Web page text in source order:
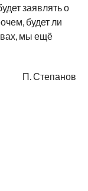
заявлять о
будет ли
мы ещё
П. Степанов